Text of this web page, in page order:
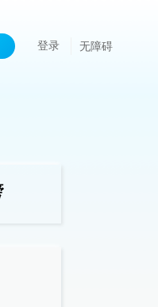
登录 无障碍